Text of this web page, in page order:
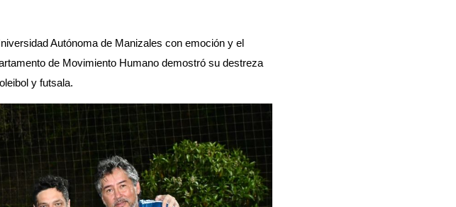
Autónoma de Manizales con emoción y el
de Movimiento Humano demostró su destreza
y futsala.